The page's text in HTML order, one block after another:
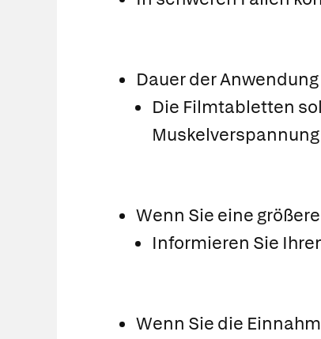
Dauer der Anwendung
Die Filmtabletten
Wenn Sie eine
Informieren Sie
Wenn Sie die